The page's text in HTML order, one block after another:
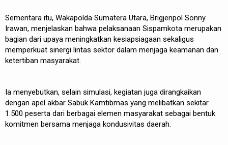
Sementara itu, Wakapolda Sumatera Utara, Brigjenpol Sonny
Irawan, menjelaskan bahwa pelaksanaan Sispamkota merupakan
bagian dari upaya meningkatkan kesiapsiagaan sekaligus
memperkuat sinergi lintas sektor dalam menjaga keamanan dan
ketertiban masyarakat.
Ia menyebutkan, selain simulasi, kegiatan juga dirangkaikan
dengan apel akbar Sabuk Kamtibmas yang melibatkan sekitar
1.500 peserta dari berbagai elemen masyarakat sebagai bentuk
komitmen bersama menjaga kondusivitas daerah.